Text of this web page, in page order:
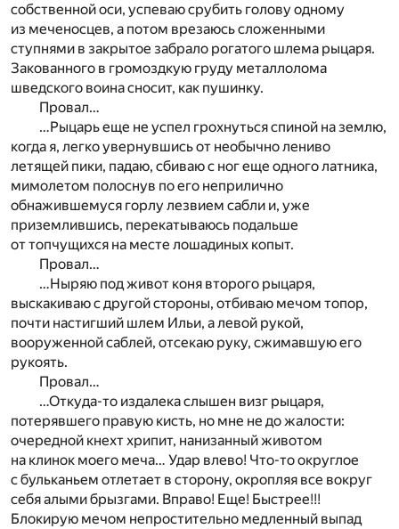
собственной оси, успеваю срубить голову одному
из меченосцев, а потом врезаюсь сложенными
ступнями в закрытое забрало рогатого шлема рыцаря.
Закованного в громоздкую груду металлолома
шведского воина сносит, как пушинку.
Провал…
…Рыцарь еще не успел грохнуться спиной на землю,
когда я, легко увернувшись от необычно лениво
летящей пики, падаю, сбиваю с ног еще одного латника,
мимолетом полоснув по его неприлично
обнажившемуся горлу лезвием сабли и, уже
приземлившись, перекатываюсь подальше
от топчущихся на месте лошадиных копыт.
Провал…
…Ныряю под живот коня второго рыцаря,
выскакиваю с другой стороны, отбиваю мечом топор,
почти настигший шлем Ильи, а левой рукой,
вооруженной саблей, отсекаю руку, сжимавшую его
рукоять.
Провал…
…Откуда-то издалека слышен визг рыцаря,
потерявшего правую кисть, но мне не до жалости:
очередной кнехт хрипит, нанизанный животом
на клинок моего меча… Удар влево! Что-то округлое
с бульканьем отлетает в сторону, окропляя все вокруг
себя алыми брызгами. Вправо! Еще! Быстрее!!!
Блокирую мечом непростительно медленный выпад